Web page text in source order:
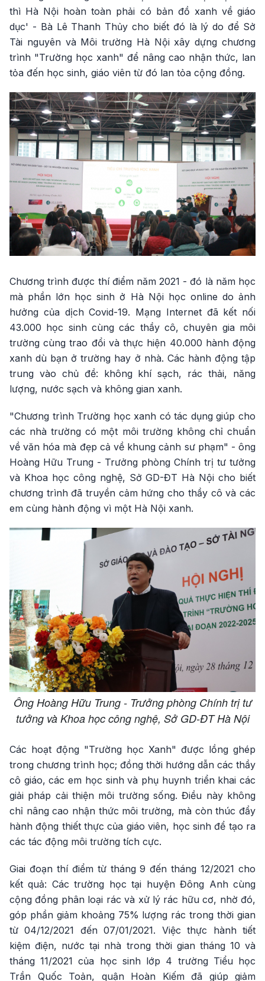
thì Hà Nội hoàn toàn phải có bản đồ xanh về giáo
dục' - Bà Lê Thanh Thủy cho biết đó là lý do để Sở
Tài nguyên và Môi trường Hà Nội xây dựng chương
trình "Trường học xanh" để nâng cao nhận thức, lan
tỏa đến học sinh, giáo viên từ đó lan tỏa cộng đồng.
Chương trình được thí điểm năm 2021 - đó là năm học
mà phần lớn học sinh ở Hà Nội học online do ảnh
hưởng của dịch Covid-19. Mạng Internet đã kết nối
43.000 học sinh cùng các thầy cô, chuyên gia môi
trường cùng trao đổi và thực hiện 40.000 hành động
xanh dù bạn ở trường hay ở nhà. Các hành động tập
trung vào chủ đề: không khí sạch, rác thải, năng
lượng, nước sạch và không gian xanh.
"Chương trình Trường học xanh có tác dụng giúp cho
các nhà trường có một môi trường không chỉ chuẩn
về văn hóa mà đẹp cả về khung cảnh sư phạm" - ông
Hoàng Hữu Trung - Trưởng phòng Chính trị tư tưởng
và Khoa học công nghệ, Sở GD-ĐT Hà Nội cho biết
chương trình đã truyền cảm hứng cho thầy cô và các
em cùng hành động vì một Hà Nội xanh.
Ông Hoàng Hữu Trung - Trưởng phòng Chính trị tư
tưởng và Khoa học công nghệ, Sở GD-ĐT Hà Nội
Các hoạt động "Trường học Xanh" được lồng ghép
trong chương trình học; đồng thời hướng dẫn các thầy
cô giáo, các em học sinh và phụ huynh triển khai các
giải pháp cải thiện môi trường sống. Điều này không
chỉ nâng cao nhận thức môi trường, mà còn thúc đẩy
hành động thiết thực của giáo viên, học sinh để tạo ra
các tác động môi trường tích cực.
Giai đoạn thí điểm từ tháng 9 đến tháng 12/2021 cho
kết quả: Các trường học tại huyện Đông Anh cùng
cộng đồng phân loại rác và xử lý rác hữu cơ, nhờ đó,
góp phần giảm khoảng 75% lượng rác trong thời gian
từ 04/12/2021 đến 07/01/2021. Việc thực hành tiết
kiệm điện, nước tại nhà trong thời gian tháng 10 và
tháng 11/2021 của học sinh lớp 4 trường Tiểu học
Trần Quốc Toản, quận Hoàn Kiếm đã giúp giảm